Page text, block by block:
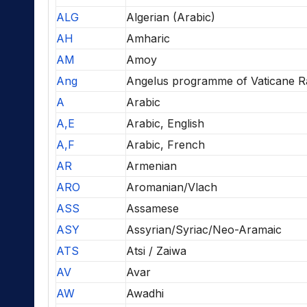
ALG
Algerian (Arabic)
AH
Amharic
AM
Amoy
Ang
Angelus programme of Vaticane
A
Arabic
A,E
Arabic, English
A,F
Arabic, French
AR
Armenian
ARO
Aromanian/Vlach
ASS
Assamese
ASY
Assyrian/Syriac/Neo-Aramaic
ATS
Atsi / Zaiwa
AV
Avar
AW
Awadhi